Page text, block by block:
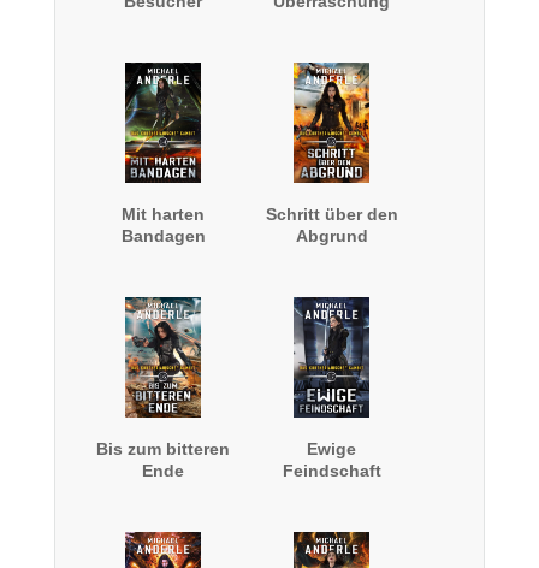
Mit harten
Bandagen
Schritt über den
Abgrund
Bis zum bitteren
Ende
Ewige
Feindschaft